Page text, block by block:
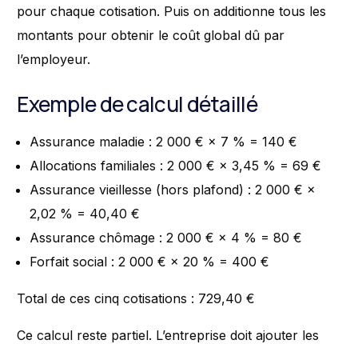
pour chaque cotisation. Puis on additionne tous les
montants pour obtenir le coût global dû par
l’employeur.
Exemple de calcul détaillé
Assurance maladie : 2 000 € × 7 % = 140 €
Allocations familiales : 2 000 € × 3,45 % = 69 €
Assurance vieillesse (hors plafond) : 2 000 € ×
2,02 % = 40,40 €
Assurance chômage : 2 000 € × 4 % = 80 €
Forfait social : 2 000 € × 20 % = 400 €
Total de ces cinq cotisations : 729,40 €
Ce calcul reste partiel. L’entreprise doit ajouter les